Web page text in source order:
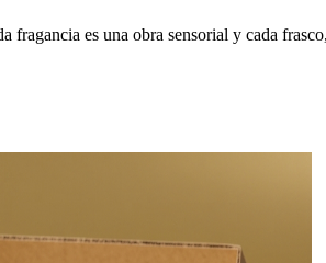
es una obra sensorial y cada